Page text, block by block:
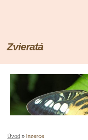
Zvieratá
Úvod » Inzerce